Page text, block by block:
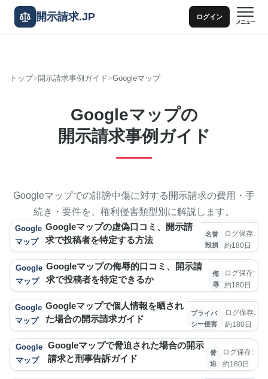
開示請求.JP ログイン
メニュー
トップ 開示請求事例ガイド Googleマップ
Googleマップの
開示請求事例ガイド
Googleマップでの誹謗中傷に対する開示請求の費用・手
続き・要件を、権利侵害類型別に解説します。
Google
マップ
Googleマップの虚偽口コミ、開示請
求で投稿者を特定する方法
名誉
毀損
ログ保存:
約180日
Google
マップ
Googleマップの侮辱的口コミ、開示請
求で投稿者を特定できるか
侮
辱
ログ保存:
約180日
Google
マップ
Googleマップで個人情報を晒され
た場合の開示請求ガイド
プライバ
シー侵害
ログ保存:
約180日
Google
マップ
Googleマップで脅迫された場合の開示
請求と刑事告訴ガイド
脅
迫
ログ保存:
約180日